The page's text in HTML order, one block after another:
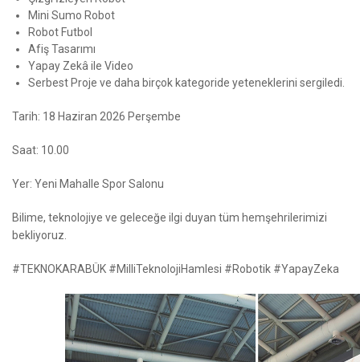
Mini Sumo Robot
Robot Futbol
Afiş Tasarımı
Yapay Zekâ ile Video
Serbest Proje ve daha birçok kategoride yeteneklerini sergiledi.
Tarih: 18 Haziran 2026 Perşembe
Saat: 10.00
Yer: Yeni Mahalle Spor Salonu
Bilime, teknolojiye ve geleceğe ilgi duyan tüm hemşehrilerimizi
bekliyoruz.
#TEKNOKARABÜK #MilliTeknolojiHamlesi #Robotik #YapayZeka